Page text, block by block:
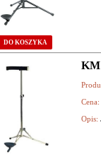
DO KOSZYKA
KM
Cena:
Opis: